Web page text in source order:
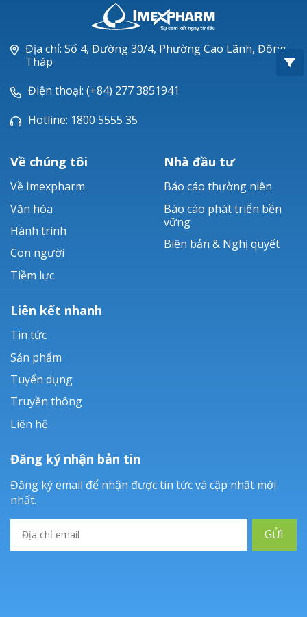
Piperacillin
Ticarlinat®
Zobacta®
Bacsulfo®
Địa chỉ: Số 4, Đường 30/4, Phường Cao Lãnh, Đồng
Tháp
Điện thoại: (+84) 277 3851941
Hotline: 1800 5555 35
Về chúng tôi
Về Imexpharm
Văn hóa
Hành trình
Con người
Tiềm lực
Nhà đầu tư
Báo cáo thường niên
Báo cáo phát triển bền
vững
Biên bản & Nghị quyết
Liên kết nhanh
Tin tức
Sản phẩm
Tuyển dụng
Truyền thông
Liên hệ
Đăng ký nhận bản tin
Đăng ký email để nhận được tin tức và cập nhật mới
nhất.
GỬI